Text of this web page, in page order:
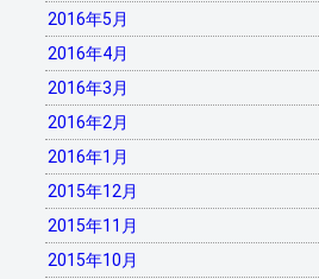
2016年5月
2016年4月
2016年3月
2016年2月
2016年1月
2015年12月
2015年11月
2015年10月